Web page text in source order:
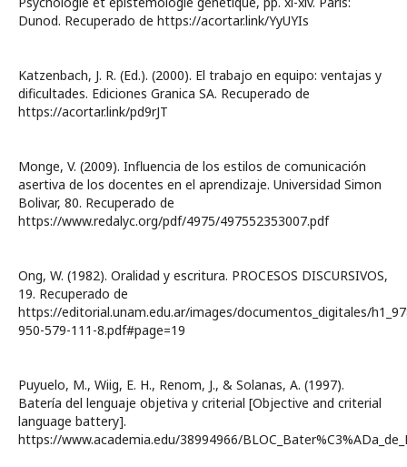
Dunod. Recuperado de https://acortar.link/YyUYIs
Katzenbach, J. R. (Ed.). (2000). El trabajo en equipo: ventajas y
dificultades. Ediciones Granica SA. Recuperado de
https://acortar.link/pd9rJT
Monge, V. (2009). Influencia de los estilos de comunicación
asertiva de los docentes en el aprendizaje. Universidad Simon
Bolivar, 80. Recuperado de
https://www.redalyc.org/pdf/4975/497552353007.pdf
Ong, W. (1982). Oralidad y escritura. PROCESOS DISCURSIVOS,
19. Recuperado de
https://editorial.unam.edu.ar/images/documentos_digitales/
950-579-111-8.pdf#page=19
Puyuelo, M., Wiig, E. H., Renom, J., & Solanas, A. (1997).
Batería del lenguaje objetiva y criterial [Objective and criterial
language battery].
https://www.academia.edu/38994966/